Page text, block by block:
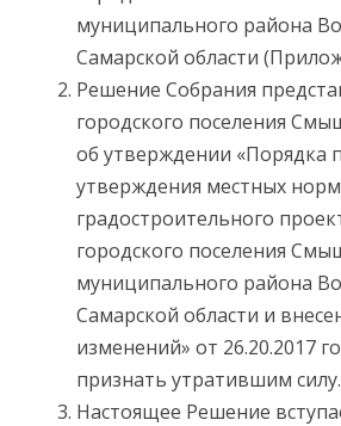
муниципального района
Самарской области
Решение Собрания
городского поселения
об утверждении «Порядка
утверждения местных
градостроительного
городского поселения
муниципального района
Самарской области и
изменений» от 26.20.2017
признать утратившим силу.
Настоящее Решение